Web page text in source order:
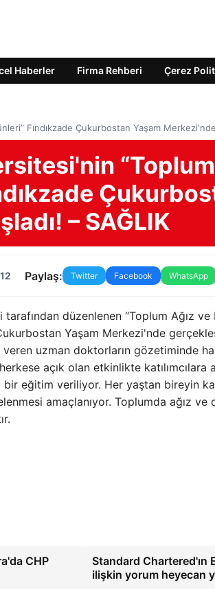
Haberler Firma Rehberi Çerez
Fındıkzade Çukurbostan Yaşam
– SAĞLIK
Paylaş: Twitter Facebook WhatsApp
düzenlenen “Toplum Ağız ve
Yaşam Merkezi'nde
uzman doktorların gözetiminde
açık olan etkinlikte katılımcılara
eğitim veriliyor. Her yaştan bireyin
amaçlanıyor. Toplumda ağız ve
CHP
Standard Chartered'ın
ilişkin yorum heyecan